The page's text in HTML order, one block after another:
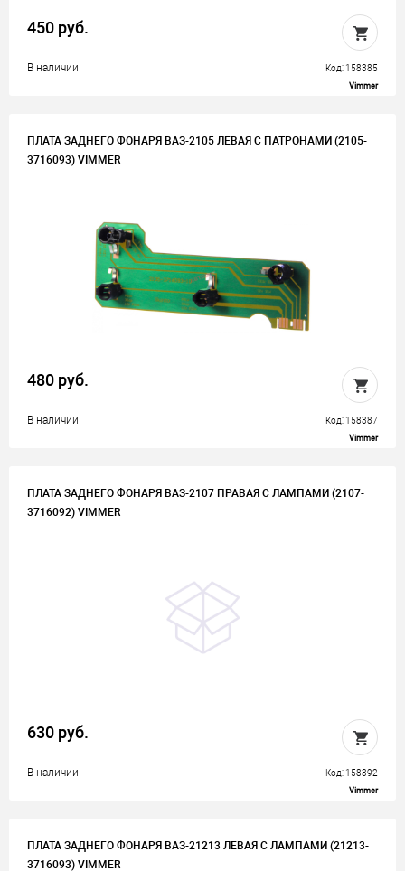
450 руб.
В наличии Код: 158385
Vimmer
ПЛАТА ЗАДНЕГО ФОНАРЯ ВАЗ-2105 ЛЕВАЯ С ПАТРОНАМИ (2105-
3716093) VIMMER
480 руб.
В наличии Код: 158387
Vimmer
ПЛАТА ЗАДНЕГО ФОНАРЯ ВАЗ-2107 ПРАВАЯ С ЛАМПАМИ (2107-
3716092) VIMMER
630 руб.
В наличии Код: 158392
Vimmer
ПЛАТА ЗАДНЕГО ФОНАРЯ ВАЗ-21213 ЛЕВАЯ С ЛАМПАМИ (21213-
3716093) VIMMER